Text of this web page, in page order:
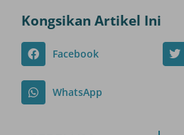
Kongsikan Artikel Ini
Facebook
WhatsApp